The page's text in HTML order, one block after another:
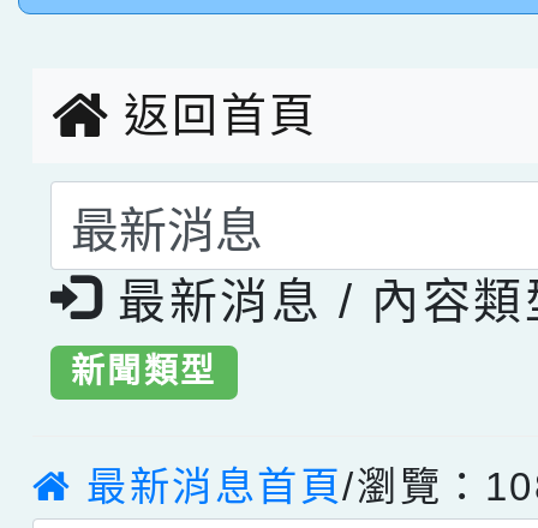
返回首頁
選擇後頁面內容會更
最新消息 / 內容類
新聞類型
最新消息首頁/瀏覽：